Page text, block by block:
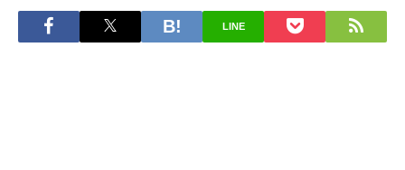
LINE